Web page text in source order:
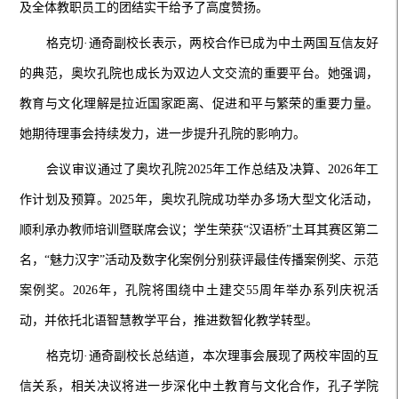
及全体教职员工的团结实干给予了高度赞扬。
格克切·通奇副校长表示，两校合作已成为中土两国互信友好
的典范，奥坎孔院也成长为双边人文交流的重要平台。她强调，
教育与文化理解是拉近国家距离、促进和平与繁荣的重要力量。
她期待理事会持续发力，进一步提升孔院的影响力。
会议审议通过了奥坎孔院2025年工作总结及决算、2026年工
作计划及预算。2025年，奥坎孔院成功举办多场大型文化活动，
顺利承办教师培训暨联席会议；学生荣获“汉语桥”土耳其赛区第二
名，“魅力汉字”活动及数字化案例分别获评最佳传播案例奖、示范
案例奖。2026年，孔院将围绕中土建交55周年举办系列庆祝活
动，并依托北语智慧教学平台，推进数智化教学转型。
格克切·通奇副校长总结道，本次理事会展现了两校牢固的互
信关系，相关决议将进一步深化中土教育与文化合作，孔子学院